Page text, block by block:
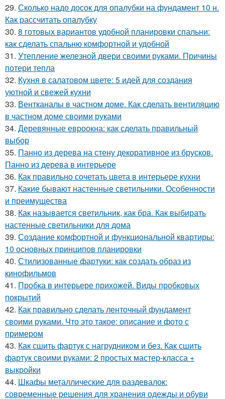
29. Сколько надо досок для опалубки на фундамент 10 н.
Как рассчитать опалубку
30. 8 готовых вариантов удобной планировки спальни:
как сделать спальню комфортной и удобной
31. Утепление железной двери своими руками. Причины
потери тепла
32. Кухня в салатовом цвете: 5 идей для создания
уютной и свежей кухни
33. Вентканалы в частном доме. Как сделать вентиляцию
в частном доме своими руками
34. Деревянные евроокна: как сделать правильный
выбор
35. Панно из дерева на стену декоративное из брусков.
Панно из дерева в интерьере
36. Как правильно сочетать цвета в интерьере кухни
37. Какие бывают настенные светильники. Особенности
и преимущества
38. Как называется светильник, как бра. Как выбирать
настенные светильники для дома
39. Создание комфортной и функциональной квартиры:
10 основных принципов планировки
40. Стилизованные фартуки: как создать образ из
кинофильмов
41. Пробка в интерьере прихожей. Виды пробковых
покрытий
42. Как правильно сделать ленточный фундамент
своими руками. Что это такое: описание и фото с
примером
43. Как сшить фартук с нагрудником и без. Как сшить
фартук своими руками: 2 простых мастер-класса +
выкройки
44. Шкафы металлические для раздевалок:
современные решения для хранения одежды и обуви